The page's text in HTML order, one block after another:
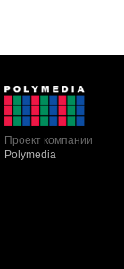
Проект компании
Polymedia